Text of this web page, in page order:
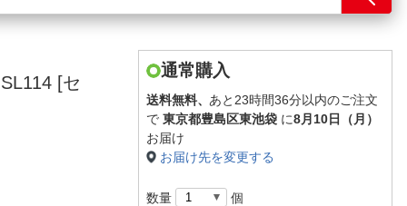
ト取り置き
情報・店舗一覧
[セ
通常購入
送料無料、 あと23時間36分以内のご注文
で 東京都豊島区東池袋 に8月10日（月）
お届け
お届け先を変更する
数量 個